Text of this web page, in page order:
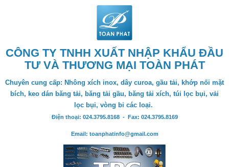
CÔNG TY TNHH XUẤT NHẬP KHẨU ĐẦU
TƯ VÀ THƯƠNG MẠI TOÀN PHÁT
Chuyên cung cấp: Nhông xích inox, dây curoa, gầu tải, khớp nối mặt
bích, keo dán băng tải, băng tải gầu, băng tải xích, túi lọc bụi, vải
lọc bụi, vòng bi các loại.
Điện thoại: 024.3795.8168 - Fax: 024.3795.8169
Email: toanphatinfo@gmail.com